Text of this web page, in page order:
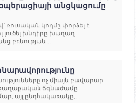
անցկացումը
ռուսական կողմը փորձել է
լուծել խնդիրը խաղաղ
բռնության...
ոչ միայն բավարար
ճգնաժամը
այլ ընդհակառակը,...